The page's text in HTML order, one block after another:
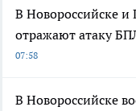
В Новороссийске и
отражают атаку
07:58
В Новороссийске